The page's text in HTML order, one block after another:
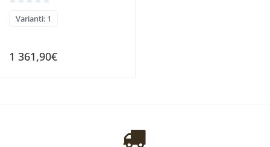
Varianti: 1
1 361,90€